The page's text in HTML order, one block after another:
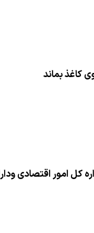
كاغذ بماند
امور اقتصادی